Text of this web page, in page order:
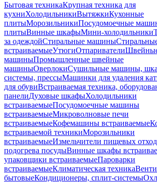
Бытовая техникаКрупная техника для
кухниХолодильникиВытяжкиКухонные
плитыМорозильникиПосудомоечные
плитыВинные шкафыМини-холодильники
за одеждойСтиральные машины
встраиваемыеУтюгиОтпариватели
машиныПромышленные швейные
машиныОверлокиСушильные машины,
системы, прессыМашинки для удаления
для обувиВстраиваемая техника,
панелиДуховые шкафыХолодильники
встраиваемыеПосудомоечные машины
встраиваемыеМикроволновые печи
встраиваемыеКофемашины встраиваемые
встраиваемой техникиМорозильники
встраиваемыеИзмельчители пищевых
подогрева посудыВинные шкафы
упаковщики встраиваемыеПароварки
встраиваемыеКлиматическая техника
бытовыеКондиционеры, сплит-системы